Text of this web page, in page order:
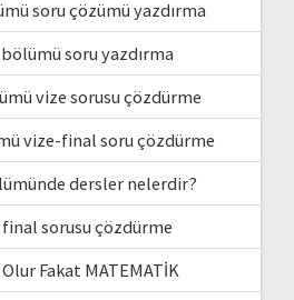
soru çözümü yazdırma
soru yazdırma
vize sorusu çözdürme
vize-final soru çözdürme
dersler nelerdir?
sorusu çözdürme
Fakat MATEMATİK